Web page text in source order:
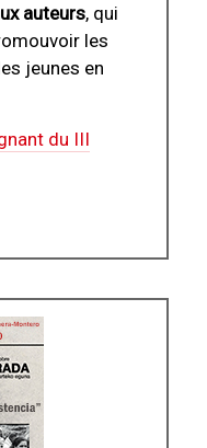
auteurs, qui
les
jeunes en
du III